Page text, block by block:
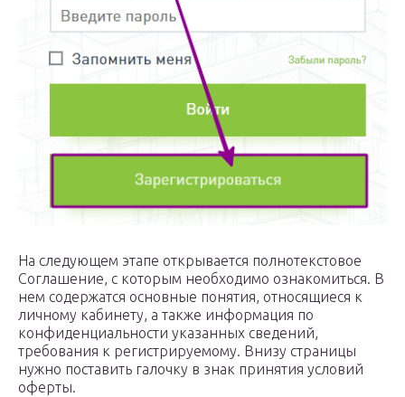
На следующем этапе открывается полнотекстовое
Соглашение, с которым необходимо ознакомиться. В
нем содержатся основные понятия, относящиеся к
личному кабинету, а также информация по
конфиденциальности указанных сведений,
требования к регистрируемому. Внизу страницы
нужно поставить галочку в знак принятия условий
оферты.